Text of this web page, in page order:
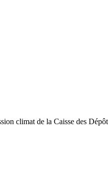
climat de la Caisse des